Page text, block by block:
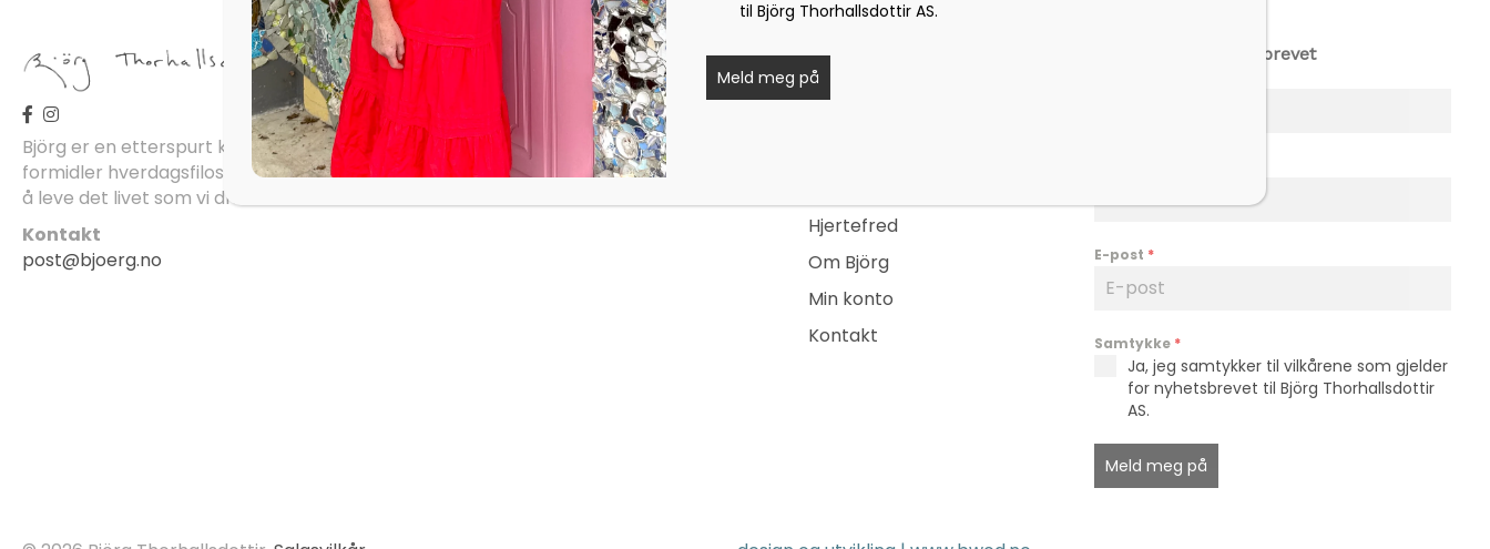
Björg er en etterspurt kunstner, inspirator, forfatter og foredragsholder, som
formidler hverdagsfilosofi, om livet, lykken, sorg, kjærlighet, og ikke minst mot – til
å leve det livet som vi drømmer om.
Kontakt
post@bjoerg.no
Sider
Nettbutikk
Hjertefred
Om Björg
Min konto
Kontakt
Meld deg på nyhetsbrevet
E-post *
Samtykke *
Ja, jeg samtykker til vilkårene som gjelder
for nyhetsbrevet til Björg Thorhallsdottir
AS.
Meld meg på
til Björg Thorhallsdottir AS.
Meld meg på